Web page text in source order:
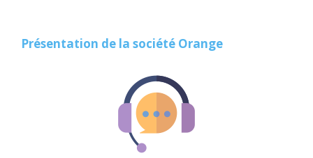
Présentation de la société Orange